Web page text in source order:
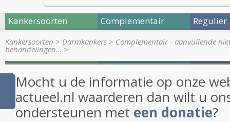
Kankersoorten Complementair Regulier
Kankersoorten > Darmkankers > Complementair - aanvullende
behandelingen… >
Mocht u de informatie op onze
actueel.nl waarderen dan wilt u
ondersteunen met een donatie?